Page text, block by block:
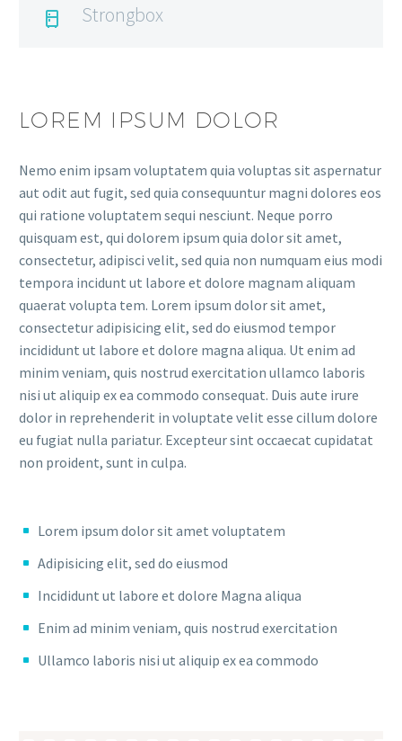
 Strongbox
LOREM IPSUM DOLOR
Nemo enim ipsam voluptatem quia voluptas sit aspernatur
aut odit aut fugit, sed quia consequuntur magni dolores eos
qui ratione voluptatem sequi nesciunt. Neque porro
quisquam est, qui dolorem ipsum quia dolor sit amet,
consectetur, adipisci velit, sed quia non numquam eius modi
tempora incidunt ut labore et dolore magnam aliquam
quaerat volupta tem. Lorem ipsum dolor sit amet,
consectetur adipisicing elit, sed do eiusmod tempor
incididunt ut labore et dolore magna aliqua. Ut enim ad
minim veniam, quis nostrud exercitation ullamco laboris
nisi ut aliquip ex ea commodo consequat. Duis aute irure
dolor in reprehenderit in voluptate velit esse cillum dolore
eu fugiat nulla pariatur. Excepteur sint occaecat cupidatat
non proident, sunt in culpa.
Lorem ipsum dolor sit amet voluptatem
Adipisicing elit, sed do eiusmod
Incididunt ut labore et dolore Magna aliqua
Enim ad minim veniam, quis nostrud exercitation
Ullamco laboris nisi ut aliquip ex ea commodo